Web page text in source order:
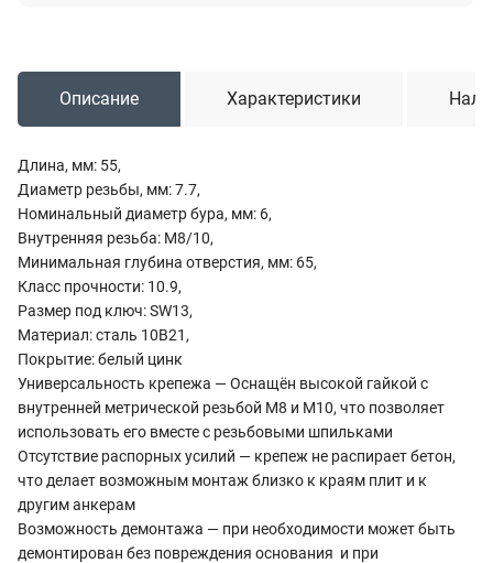
Описание Характеристики
Длина, мм: 55,
Диаметр резьбы, мм: 7.7,
Номинальный диаметр бура, мм: 6,
Внутренняя резьба: M8/10,
Минимальная глубина отверстия, мм: 65,
Класс прочности: 10.9,
Размер под ключ: SW13,
Материал: сталь 10B21,
Покрытие: белый цинк
Универсальность крепежа — Оснащён высокой гайкой с
внутренней метрической резьбой М8 и М10, что позволяет
использовать его вместе с резьбовыми шпильками
Отсутствие распорных усилий — крепеж не распирает бетон,
что делает возможным монтаж близко к краям плит и к
другим анкерам
Возможность демонтажа — при необходимости может быть
демонтирован без повреждения основания и при